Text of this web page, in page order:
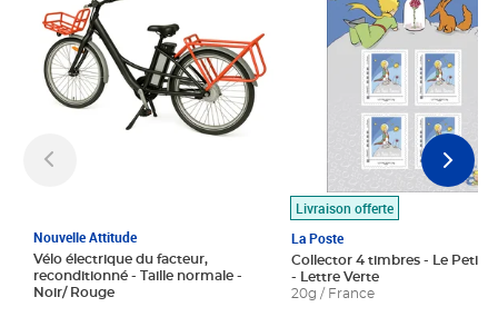
Nouvelle Attitude
Vélo électrique du facteur,
reconditionné - Taille normale -
Noir/ Rouge
Livraison offerte
La Poste
Collector 4 timbres - Le Petit
- Lettre Verte
20g / France